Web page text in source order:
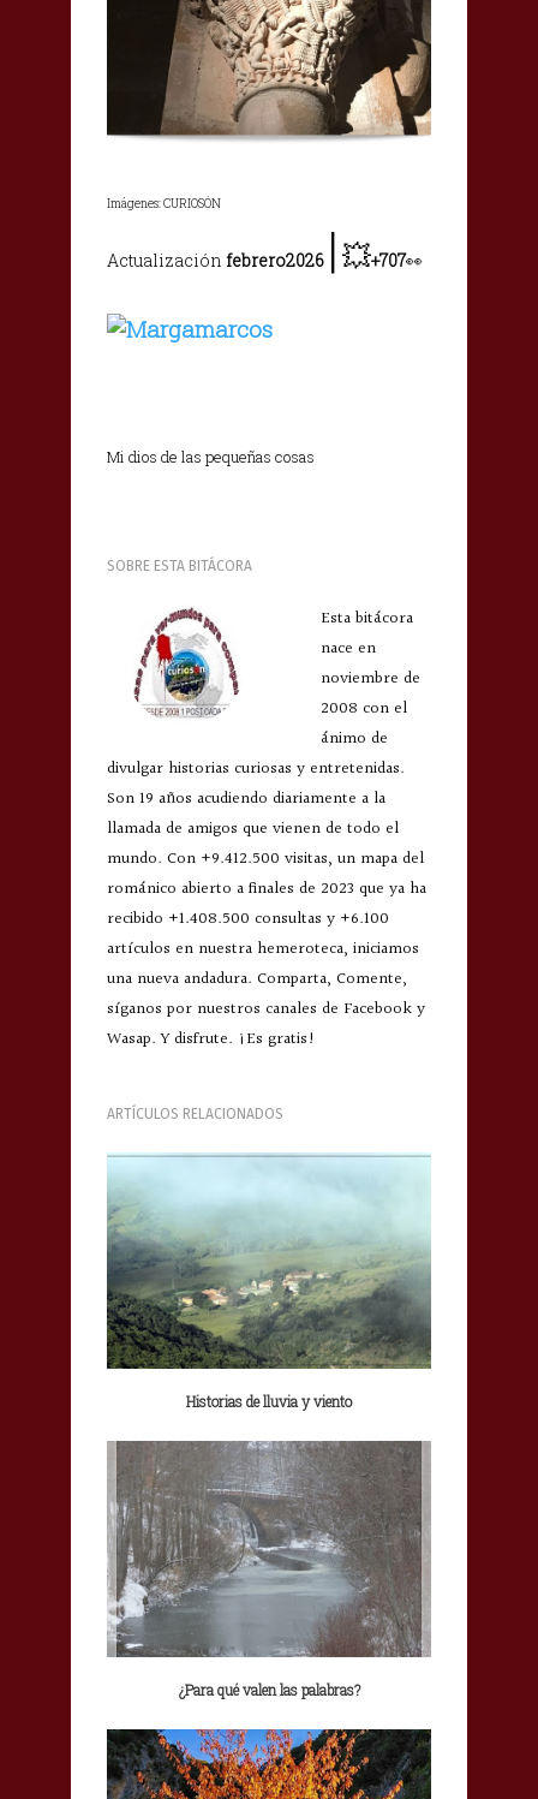
Imágenes: CURIOSÓN
Actualización febrero2026 |💥+707👀
Mi dios de las pequeñas cosas
SOBRE ESTA BITÁCORA
Esta bitácora
nace en
noviembre de
2008 con el
ánimo de
divulgar historias curiosas y entretenidas.
Son 19 años acudiendo diariamente a la
llamada de amigos que vienen de todo el
mundo. Con +9.412.500 visitas, un mapa del
románico abierto a finales de 2023 que ya ha
recibido +1.408.500 consultas y +6.100
artículos en nuestra hemeroteca, iniciamos
una nueva andadura. Comparta, Comente,
síganos por nuestros canales de Facebook y
Wasap. Y disfrute. ¡Es gratis!
ARTÍCULOS RELACIONADOS
Historias de lluvia y viento
¿Para qué valen las palabras?